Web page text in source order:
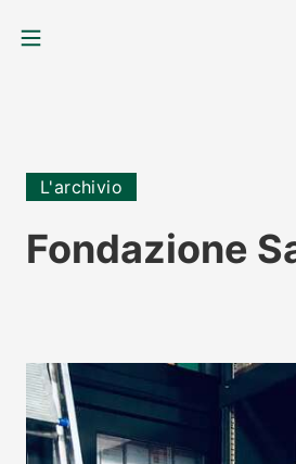
MENU
L'archivio
Fondazione